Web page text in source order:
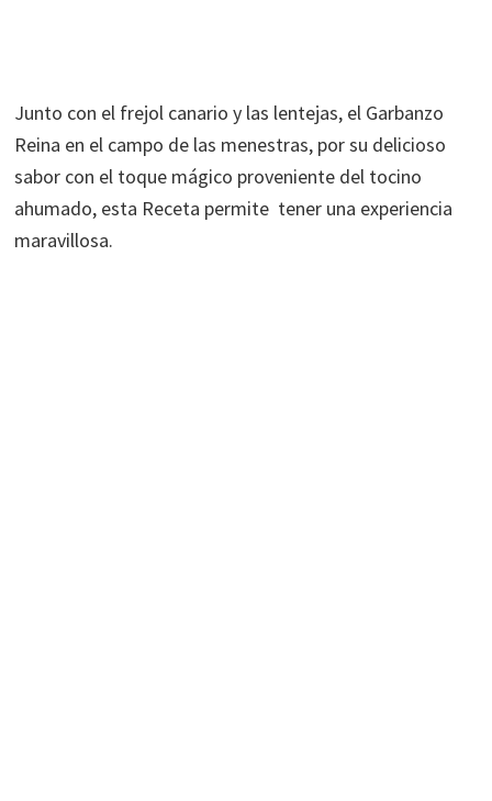
Junto con el frejol canario y las lentejas, el Garbanzo
Reina en el campo de las menestras, por su delicioso
sabor con el toque mágico proveniente del tocino
ahumado, esta Receta permite tener una experiencia
maravillosa.